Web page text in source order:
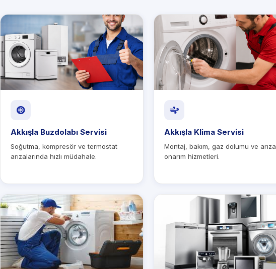
Akkışla Buzdolabı Servisi
Soğutma, kompresör ve termostat
arızalarında hızlı müdahale.
Akkışla Klima Servisi
Montaj, bakım, gaz dolumu ve arıza
onarım hizmetleri.